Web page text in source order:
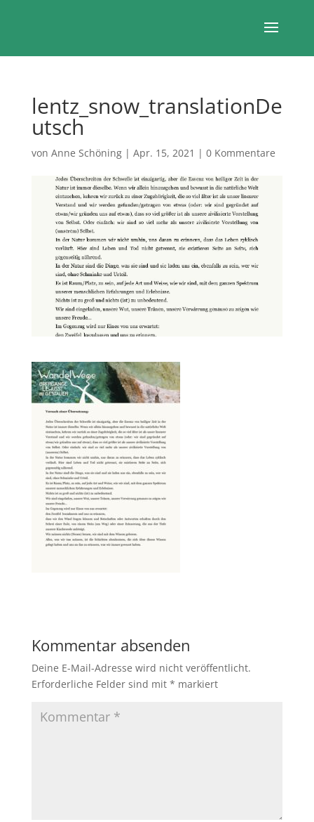
lentz_snow_translationDe
utsch
von Anne Schöning| Apr. 15, 2021 | 0 Kommentare
Kommentar absenden
Deine E-Mail-Adresse wird nicht veröffentlicht.
Erforderliche Felder sind mit * markiert